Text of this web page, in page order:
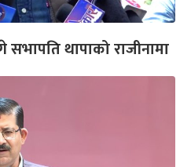
थापाको राजीनामा